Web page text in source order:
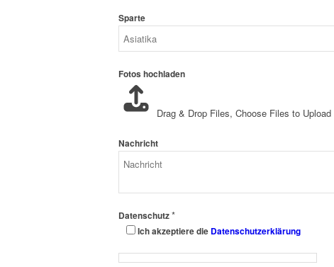
Sparte
Fotos hochladen
Drag & Drop Files, Choose Files to Upload
Nachricht
Datenschutz*
Ich akzeptiere die Datenschutzerklärung